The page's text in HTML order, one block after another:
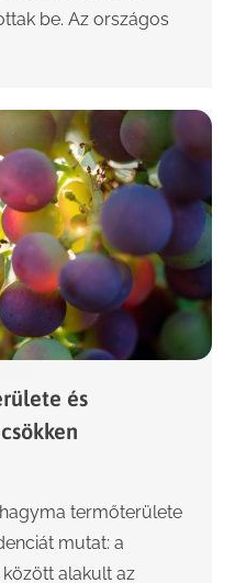
be. Az országos
és
termőterülete
mutat: a
között alakult az